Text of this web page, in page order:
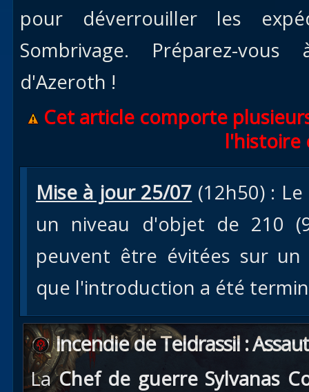
pour déverrouiller les
Sombrivage. Préparez-
d'Azeroth !
Cet article comporte
l'histoire
Mise à jour 25/07 (12h50) :
un niveau d'objet de 210
peuvent être évitées sur un
que l'introduction a été
Incendie de Teldrassil :
LaChef de guerre Sylvanas